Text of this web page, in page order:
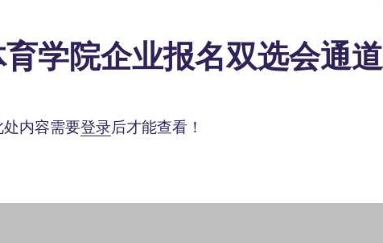
学院企业报名双选会通道
处内容需要登录后才能查看！